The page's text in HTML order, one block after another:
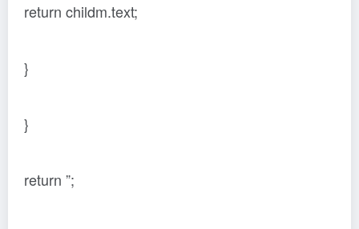
return childm.text;
}
}
return ”;